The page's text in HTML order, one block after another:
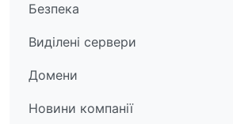
Безпека
Виділені сервери
Домени
Новини компанії